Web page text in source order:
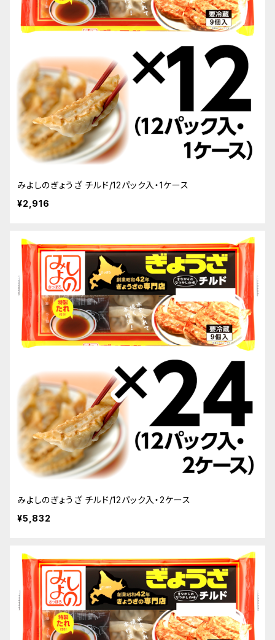
みよしのぎょうざ チルド/12パック入・1ケース
¥2,916
みよしのぎょうざ チルド/12パック入・2ケース
¥5,832